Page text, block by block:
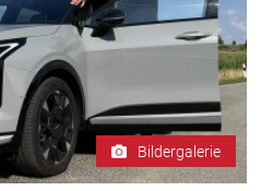
Bildergalerie